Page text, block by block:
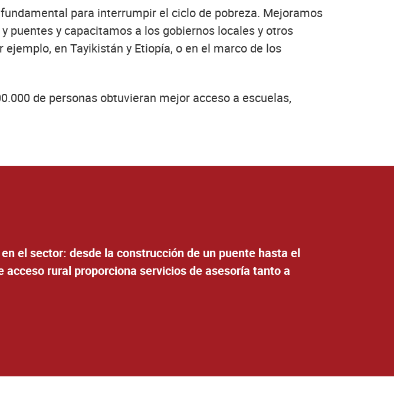
para interrumpir el ciclo de pobreza. Mejoramos
puentes y capacitamos a los gobiernos locales y otros
en Tayikistán y Etiopía, o en el marco de los
de personas obtuvieran mejor acceso a escuelas,
el sector: desde la construcción de un puente hasta el
rural proporciona servicios de asesoría tanto a